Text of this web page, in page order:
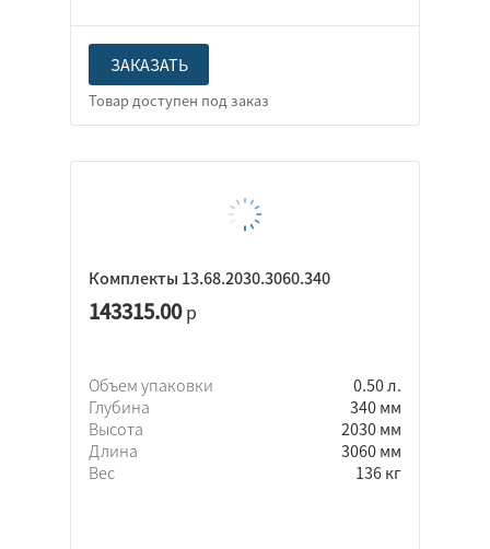
ЗАКАЗАТЬ
Комплекты 13.68.2030.3060.340
143315.00р
Объем упаковки
0.50 л.
Глубина
340 мм
Высота
2030 мм
Длина
3060 мм
Вес
136 кг